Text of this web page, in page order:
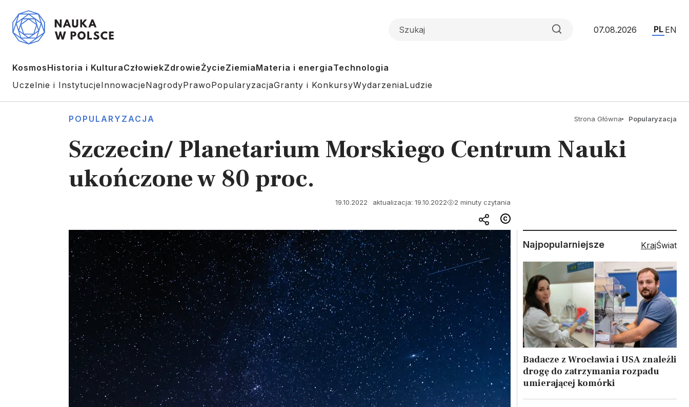
07.08.2026 PL EN
KosmosHistoria i KulturaCzłowiekZdrowieŻycieZiemiaMateria i energiaTechnologia
Uczelnie i InstytucjeInnowacjeNagrodyPrawoPopularyzacjaGranty i KonkursyWydarzeniaLudzie
POPULARYZACJA Strona Główna Popularyzacja
Szczecin/ Planetarium Morskiego Centrum Nauki
ukończone w 80 proc.
19.10.2022 aktualizacja: 19.10.2022 2 minuty czytania
Najpopularniejsze KrajŚwiat
Badacze z Wrocławia i USA znaleźli
drogę do zatrzymania rozpadu
umierającej komórki